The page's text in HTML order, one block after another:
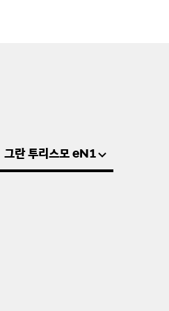
그란 투리스모 eN1